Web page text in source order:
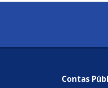
Contas